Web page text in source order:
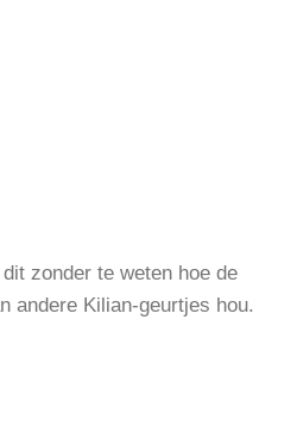
zonder te weten hoe de
andere Kilian-geurtjes hou.